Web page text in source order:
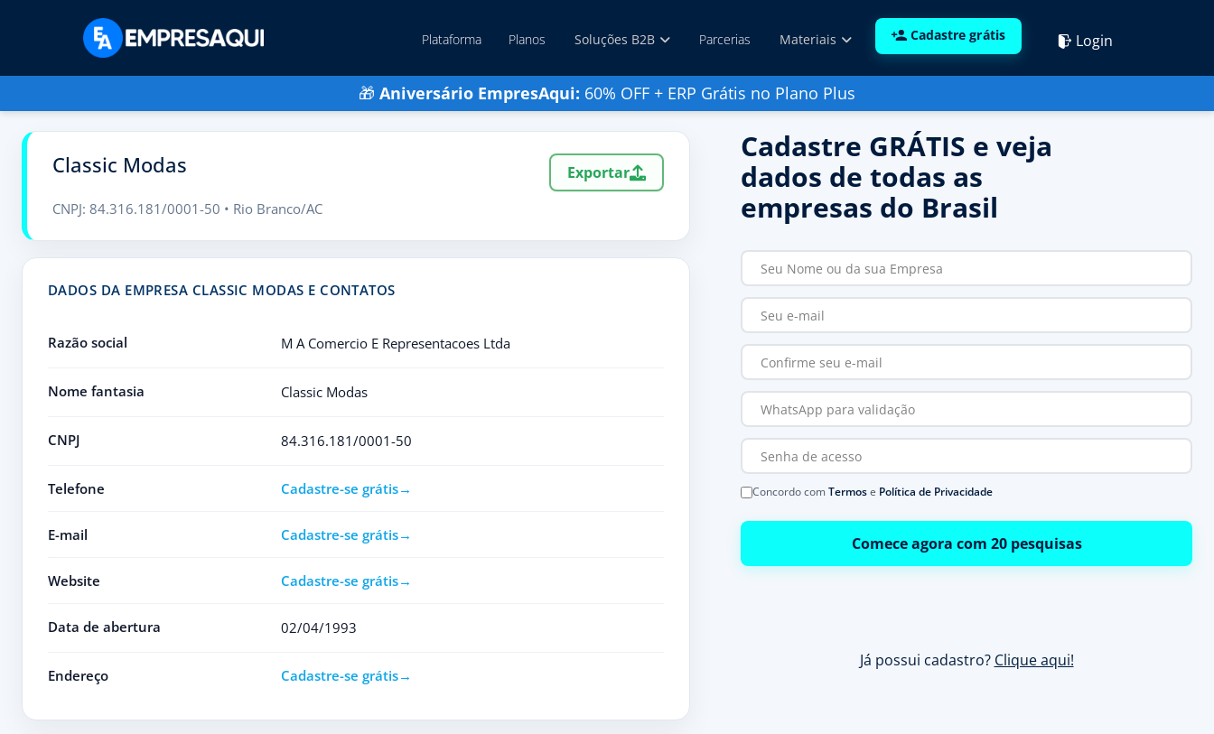
Plataforma Planos Soluções B2B Parcerias Materiais Cadastre grátis Login
🎁 Aniversário EmpresAqui: 60% OFF + ERP Grátis no Plano Plus
Classic Modas Exportar
CNPJ: 84.316.181/0001-50 • Rio Branco/AC
DADOS DA EMPRESA CLASSIC MODAS E CONTATOS
Razão social M A Comercio E Representacoes Ltda
Nome fantasia Classic Modas
CNPJ 84.316.181/0001-50
Telefone Cadastre-se grátis
E-mail Cadastre-se grátis
Website Cadastre-se grátis
Data de abertura 02/04/1993
Endereço Cadastre-se grátis
Cadastre GRÁTIS e veja
dados de todas as
empresas do Brasil
Concordo comTermose Política de Privacidade
Comece agora com 20 pesquisas
Já possui cadastro? Clique aqui!